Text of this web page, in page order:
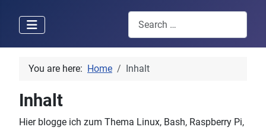
Search
You are here: Home Inhalt
Inhalt
Hier blogge ich zum Thema Linux, Bash, Raspberry Pi,